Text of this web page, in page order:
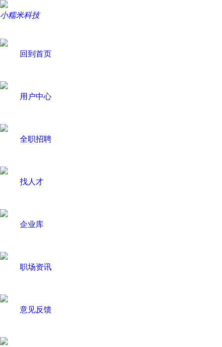
小糯米科技
回到首页
用户中心
全职招聘
找人才
企业库
职场资讯
意见反馈